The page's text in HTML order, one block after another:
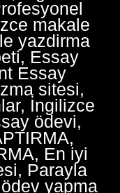
makale
yazdirma
Essay
Essay
sitesi,
İngilizce
ödevi,
En iyi
Parayla
yapma